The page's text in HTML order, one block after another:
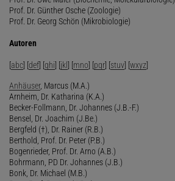
Prof. Dr. Günther Osche (Zoologie)
Prof. Dr. Georg Schön (Mikrobiologie)
Autoren
[abc] [def] [ghi] [jkl] [mno] [pqr] [stuv] [wxyz]
Anhäuser, Marcus (M.A.)
Arnheim, Dr. Katharina (K.A.)
Becker-Follmann, Dr. Johannes (J.B.-F.)
Bensel, Dr. Joachim (J.Be.)
Bergfeld (†), Dr. Rainer (R.B.)
Berthold, Prof. Dr. Peter (P.B.)
Bogenrieder, Prof. Dr. Arno (A.B.)
Bohrmann, PD Dr. Johannes (J.B.)
Bonk, Dr. Michael (M.B.)